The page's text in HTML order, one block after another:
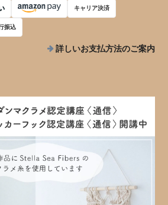
キャリア決済
振込
詳しいお支払方法のご案内